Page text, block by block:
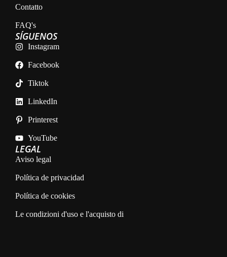
Contatto
FAQ's
LEGAL
Aviso legal
Política de privacidad
Política de cookies
Le condizioni d'uso e l'acquisto di
SÍGUENOS
Instagram
Facebook
Tiktok
LinkedIn
Printerest
YouTube